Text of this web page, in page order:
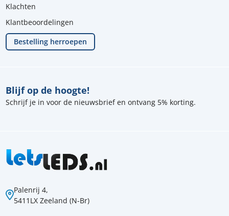
Palenrij 4,
5411LX Zeeland (N-Br)
Blijf op de hoogte!
Schrijf je in voor de nieuwsbrief en ontvang 5% korting.
Klachten
Klantbeoordelingen
Bestelling herroepen